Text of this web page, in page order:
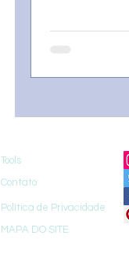
Tools
Contato
Política de Privacidade
MAPA DO SITE